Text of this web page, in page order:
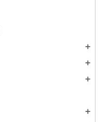
add
add
add
add